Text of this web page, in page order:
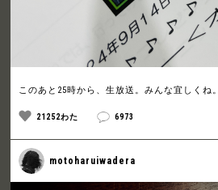
このあと25時から、生放送。みんな宜しくね。
21252わた 6973
motoharuiwadera